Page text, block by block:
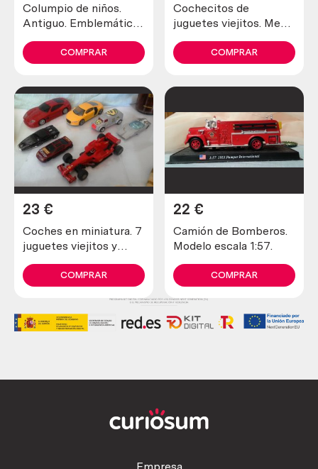
Columpio de niños.
Antiguo. Emblemático.
COMPRAR
Cochecitos de
juguetes viejitos. Metal
COMPRAR
Coches en miniatura. 7
juguetes viejitos y
23 €
COMPRAR
Camión de Bomberos.
Modelo escala 1:57.
22 €
COMPRAR